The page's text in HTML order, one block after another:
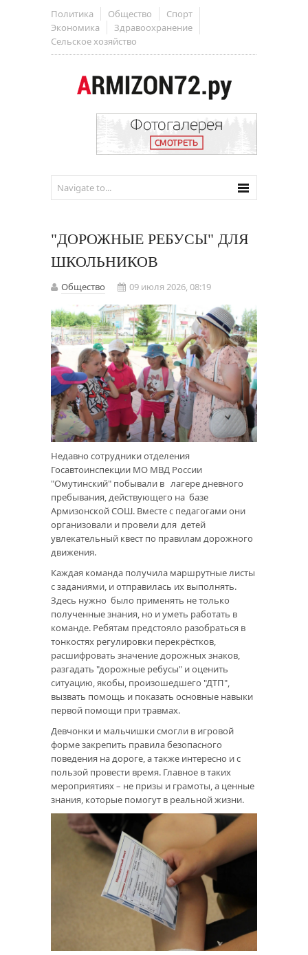
Политика Общество
Спорт
Экономика
Здравоохранение
Сельское хозяйство
"ДОРОЖНЫЕ РЕБУСЫ" ДЛЯ
ШКОЛЬНИКОВ
Общество 09 июля 2026, 08:19
Недавно сотрудники отделения
Госавтоинспекции МО МВД России
"Омутинский" побывали в лагере дневного
пребывания, действующего на базе
Армизонской СОШ. Вместе с педагогами они
организовали и провели для детей
увлекательный квест по правилам дорожного
движения.
Каждая команда получила маршрутные листы
с заданиями, и отправилась их выполнять.
Здесь нужно было применять не только
полученные знания, но и уметь работать в
команде. Ребятам предстояло разобраться в
тонкостях регулировки перекрёстков,
расшифровать значение дорожных знаков,
разгадать "дорожные ребусы" и оценить
ситуацию, якобы, произошедшего "ДТП",
вызвать помощь и показать основные навыки
первой помощи при травмах.
Девчонки и мальчишки смогли в игровой
форме закрепить правила безопасного
поведения на дороге, а также интересно и с
пользой провести время. Главное в таких
мероприятиях – не призы и грамоты, а ценные
знания, которые помогут в реальной жизни.